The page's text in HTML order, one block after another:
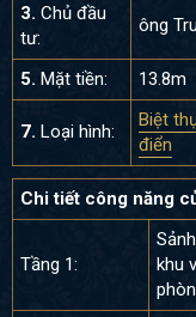
3. Chủ đầu
tư:
ông
5. Mặt tiền: 13.8m
7. Loại hình:
Biệt
điển
Chi tiết công năng
Tầng 1:
khu